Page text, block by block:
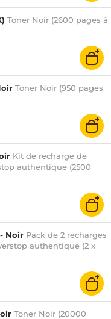
Toner Noir (2600 pages à
Toner Noir (950 pages
Kit de recharge de
authentique (2500
- Noir Pack de 2 recharges
authentique (2 x
Toner Noir (20000